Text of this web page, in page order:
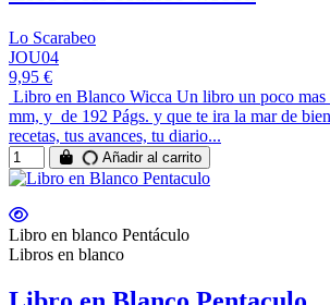
Lo Scarabeo
JOU04
9,95 €
Libro en Blanco Wicca Un libro un poco mas
mm, y de 192 Págs. y que te ira la mar de
recetas, tus avances, tu diario...
Añadir al carrito
Libro en blanco Pentáculo
Libros en blanco